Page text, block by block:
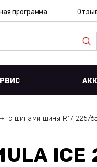
программа
с шипами шины R17 225/